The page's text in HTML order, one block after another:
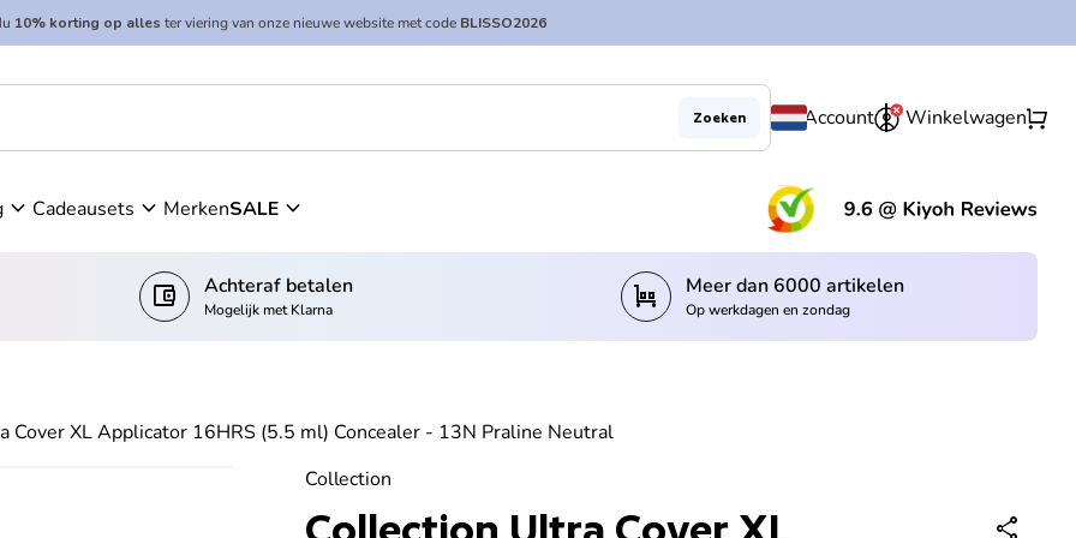
(5.5 ml) Concealer - 13N Praline Neutral
add
10% korting op alles ter viering van onze nieuwe website met code BLISSO2026
Zoeken Account Winkelwagenshopping_cart
expand_more Cadeausets expand_more MerkenSALE expand_more
account_balance_wallet Achteraf betalen
Mogelijk met Klarna trolley Meer dan 6000 artikelen
Op werkdagen en zondag
Cover XL Applicator 16HRS (5.5 ml) Concealer - 13N Praline Neutral
Collection
share